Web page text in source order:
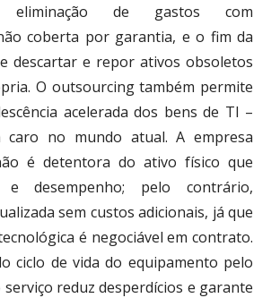
eliminação de gastos com
coberta por garantia, e o fim da
descartar e repor ativos obsoletos
O outsourcing também permite
acelerada dos bens de TI –
caro no mundo atual. A empresa
é detentora do ativo físico que
desempenho; pelo contrário,
sem custos adicionais, já que
é negociável em contrato.
ciclo de vida do equipamento pelo
reduz desperdícios e garante